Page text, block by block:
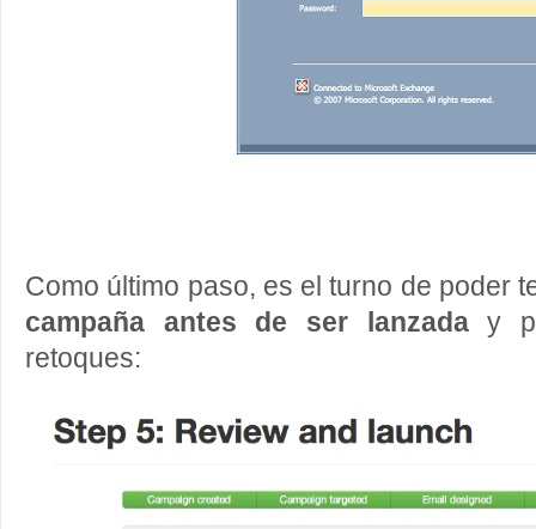
Como último paso, es el turno de poder
campaña antes de ser lanzaday
retoques: